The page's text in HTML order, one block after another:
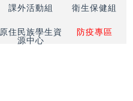
課外活動組 衛生保健組
原住民族學生資
源中心
防疫專區